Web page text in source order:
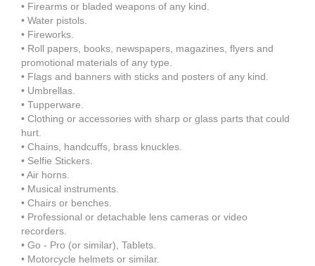
• Firearms or bladed weapons of any kind.
• Water pistols.
• Fireworks.
• Roll papers, books, newspapers, magazines, flyers and
promotional materials of any type.
• Flags and banners with sticks and posters of any kind.
• Umbrellas.
• Tupperware.
• Clothing or accessories with sharp or glass parts that could
hurt.
• Chains, handcuffs, brass knuckles.
• Selfie Stickers.
• Air horns.
• Musical instruments.
• Chairs or benches.
• Professional or detachable lens cameras or video
recorders.
• Go - Pro (or similar), Tablets.
• Motorcycle helmets or similar.